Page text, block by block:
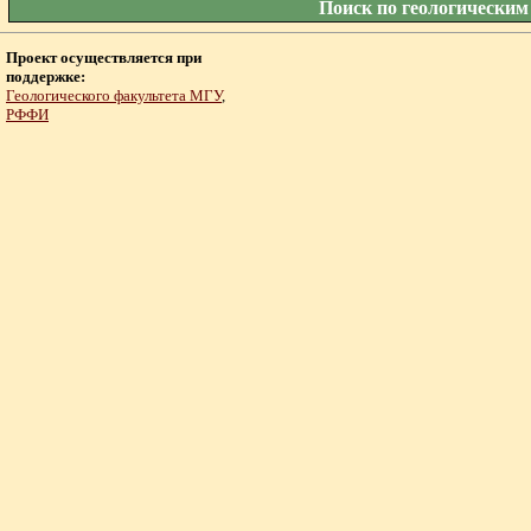
Поиск по
Проект осуществляется при
поддержке:
Геологического факультета МГУ,
РФФИ